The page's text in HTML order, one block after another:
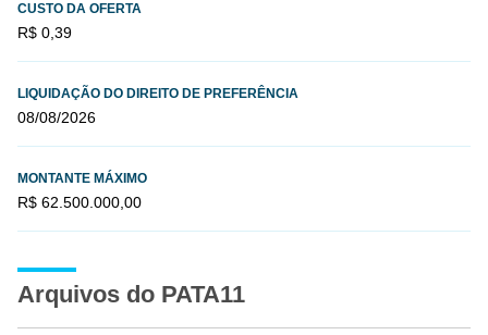
CUSTO DA OFERTA
R$ 0,39
LIQUIDAÇÃO DO DIREITO DE PREFERÊNCIA
08/08/2026
MONTANTE MÁXIMO
R$ 62.500.000,00
Arquivos do PATA11